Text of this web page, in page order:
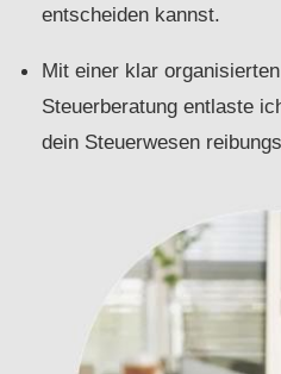
entscheiden kannst.
Mit einer klar
Steuerberatung entlaste
dein Steuerwesen